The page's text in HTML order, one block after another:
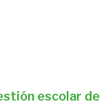
escolar de